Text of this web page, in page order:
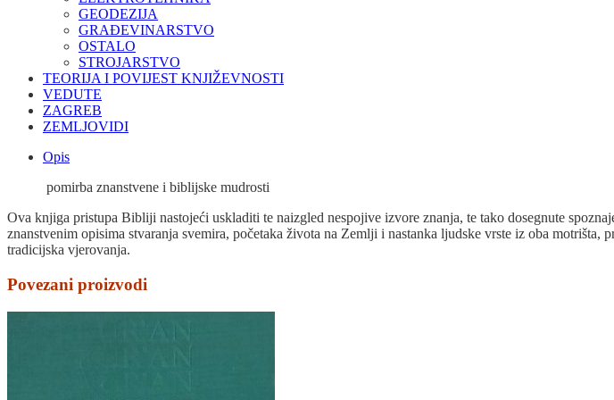
GEODEZIJA
GRAĐEVINARSTVO
OSTALO
STROJARSTVO
TEORIJA I POVIJEST KNJIŽEVNOSTI
VEDUTE
ZAGREB
ZEMLJOVIDI
Opis
pomirba znanstvene i biblijske mudrosti
Ova knjiga pristupa Bibliji nastojeći uskladiti te naizgled nespojive izvore znanja, te tako dosegnute
znanstvenim opisima stvaranja svemira, početaka života na Zemlji i nastanka ljudske vrste iz oba
tradicijska vjerovanja.
Povezani proizvodi